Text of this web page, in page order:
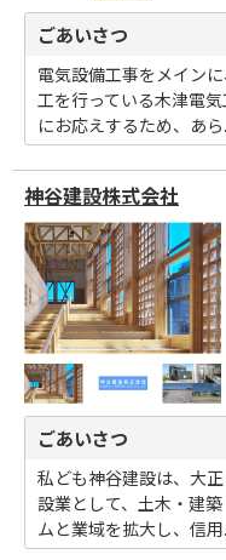
ごあいさつ
電気設備工事をメイン
工を行っている木津電
にお応えするため、あら
神谷建設株式会社
ごあいさつ
私ども神谷建設は、大
設業として、土木・建
ムと業域を拡大し、信用